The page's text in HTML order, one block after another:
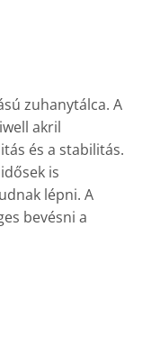
zuhanytálca. A
akril
és a stabilitás.
is
lépni. A
bevésni a